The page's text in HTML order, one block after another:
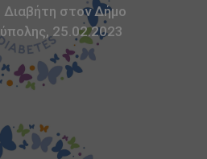
στον Δήμο
25.02.2023